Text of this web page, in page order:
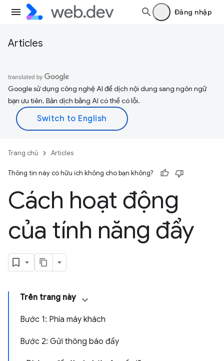
Đăng nhập
Articles
Google sử dụng công nghệ AI để dịch nội dung sang ngôn ngữ
bạn ưu tiên. Bản dịch bằng AI có thể có lỗi.
Trang chủ Articles
Thông tin này có hữu ích không cho bạn không?
Cách hoạt động
của tính năng đẩy
Trên trang này
Bước 1: Phía máy khách
Bước 2: Gửi thông báo đẩy